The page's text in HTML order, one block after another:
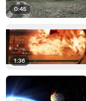
0:45
1:36